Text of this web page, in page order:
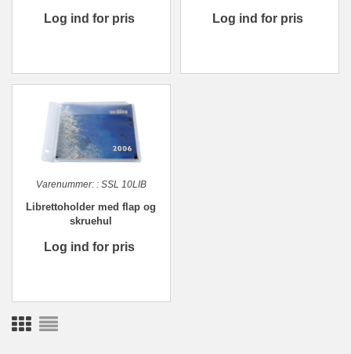
Log ind for pris Log ind for pris
Varenummer:: SSL 10LIB
Librettoholder med flap og
skruehul
Log ind for pris